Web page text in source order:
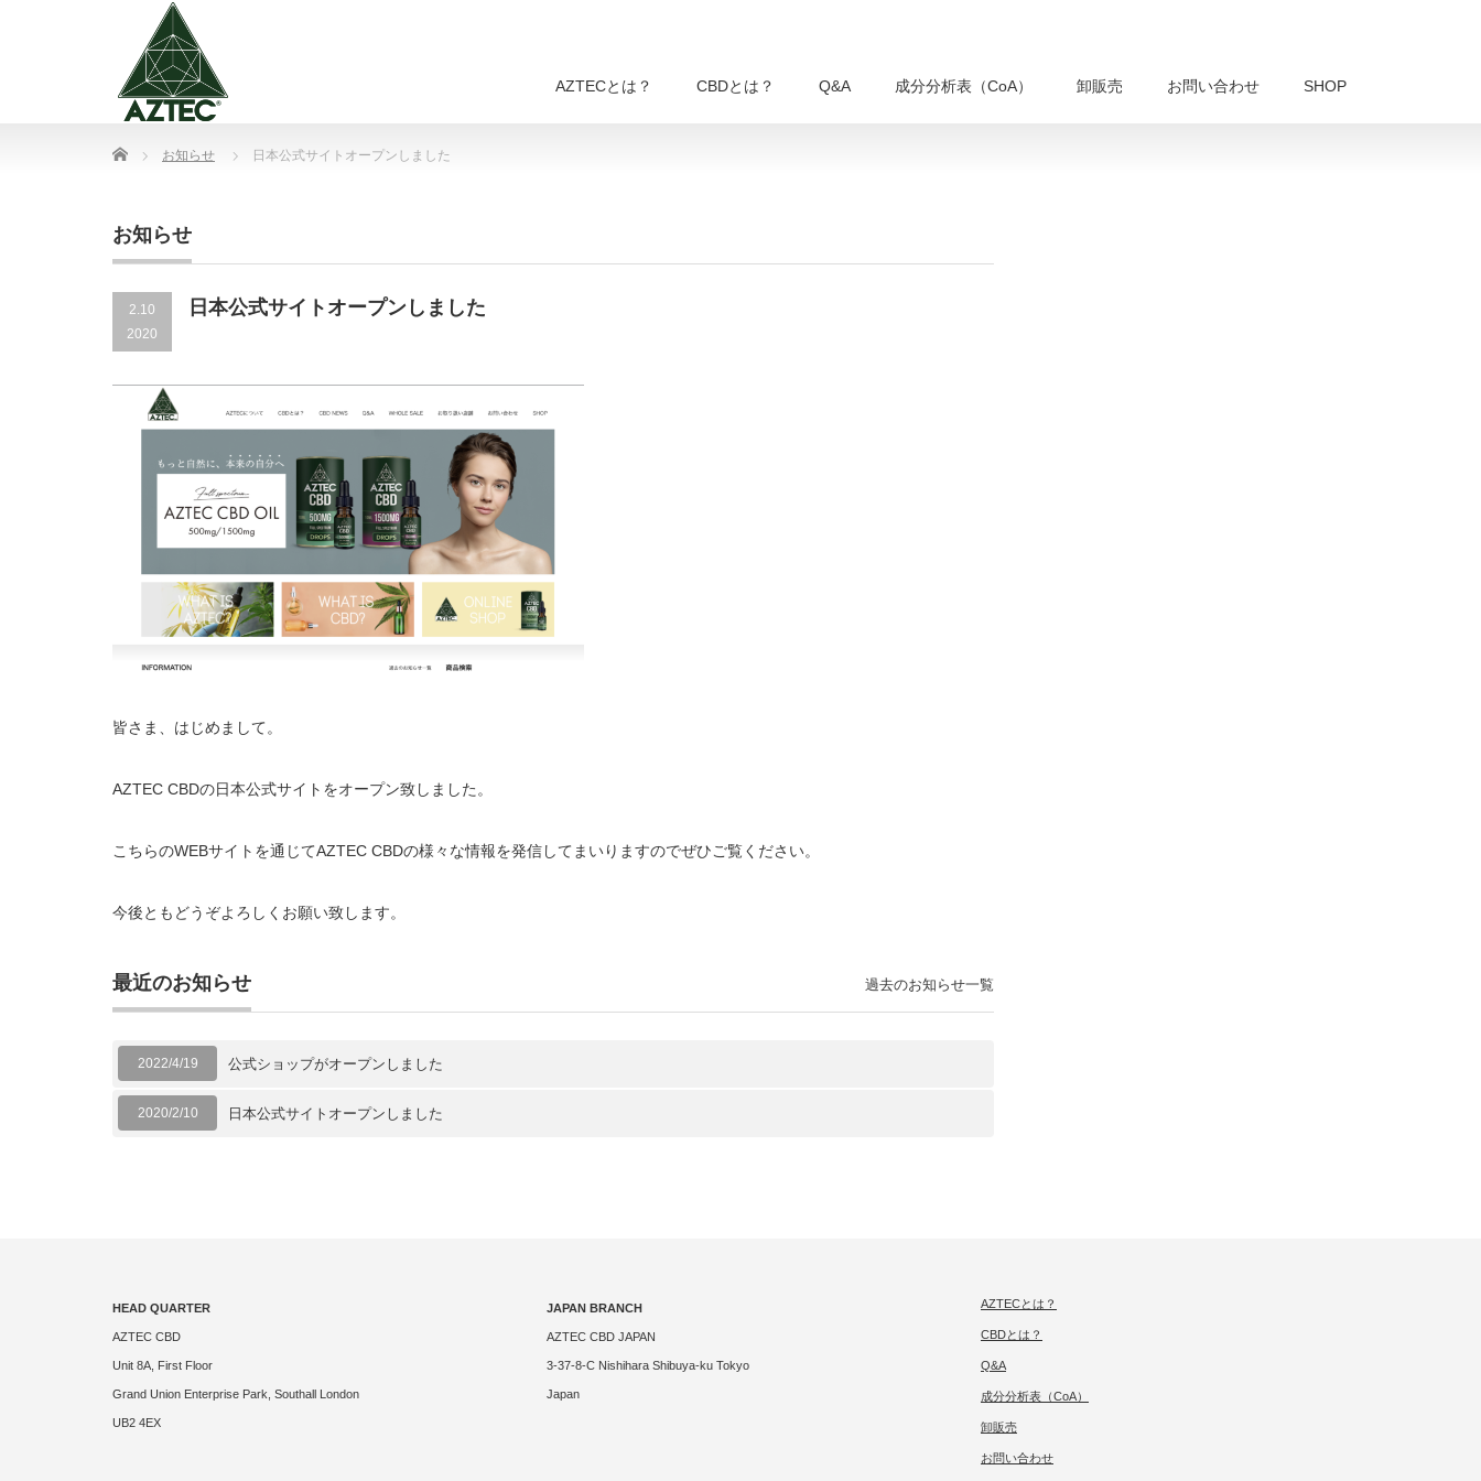
AZTECとは？ CBDとは？ Q&A 成分分析表（CoA） 卸販売 お問い合わせ SHOP
Home お知らせ 日本公式サイトオープンしました
お知らせ
2.10
2020
日本公式サイトオープンしました
皆さま、はじめまして。
AZTEC CBDの日本公式サイトをオープン致しました。
こちらのWEBサイトを通じてAZTEC CBDの様々な情報を発信してまいりますのでぜひご覧ください。
今後ともどうぞよろしくお願い致します。
最近のお知らせ
2022/4/19 公式ショップがオープンしました
2020/2/10 日本公式サイトオープンしました
過去のお知らせ一覧
HEAD QUARTER
AZTEC CBD
Unit 8A, First Floor
Grand Union Enterprise Park, Southall London
UB2 4EX
JAPAN BRANCH
AZTEC CBD JAPAN
3-37-8-C Nishihara Shibuya-ku Tokyo
Japan
AZTECとは？
CBDとは？
Q&A
成分分析表（CoA）
卸販売
お問い合わせ